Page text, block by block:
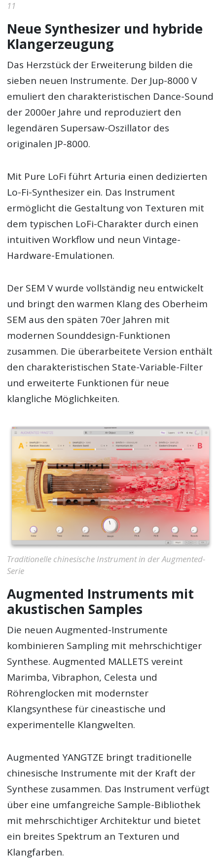
11
Neue Synthesizer und hybride
Klangerzeugung
Das Herzstück der Erweiterung bilden die
sieben neuen Instrumente. Der Jup-8000 V
emuliert den charakteristischen Dance-Sound
der 2000er Jahre und reproduziert den
legendären Supersaw-Oszillator des
originalen JP-8000.
Mit Pure LoFi führt Arturia einen dedizierten
Lo-Fi-Synthesizer ein. Das Instrument
ermöglicht die Gestaltung von Texturen mit
dem typischen LoFi-Charakter durch einen
intuitiven Workflow und neun Vintage-
Hardware-Emulationen.
Der SEM V wurde vollständig neu entwickelt
und bringt den warmen Klang des Oberheim
SEM aus den späten 70er Jahren mit
modernen Sounddesign-Funktionen
zusammen. Die überarbeitete Version enthält
den charakteristischen State-Variable-Filter
und erweiterte Funktionen für neue
klangliche Möglichkeiten.
Traditionelle chinesische Instrument in der Augmented-
Serie
Augmented Instruments mit
akustischen Samples
Die neuen Augmented-Instrumente
kombinieren Sampling mit mehrschichtiger
Synthese. Augmented MALLETS vereint
Marimba, Vibraphon, Celesta und
Röhrenglocken mit modernster
Klangsynthese für cineastische und
experimentelle Klangwelten.
Augmented YANGTZE bringt traditionelle
chinesische Instrumente mit der Kraft der
Synthese zusammen. Das Instrument verfügt
über eine umfangreiche Sample-Bibliothek
mit mehrschichtiger Architektur und bietet
ein breites Spektrum an Texturen und
Klangfarben.